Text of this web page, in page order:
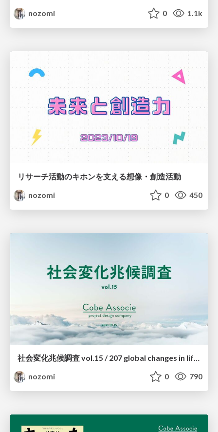
nozomi
0 1.1k
リサーチ活動のキホンを支える想像・創造活動
nozomi
0 450
社会変化兆候調査 vol.15 / 207 global changes in lifestyle 2023 vol.15
nozomi
0 790